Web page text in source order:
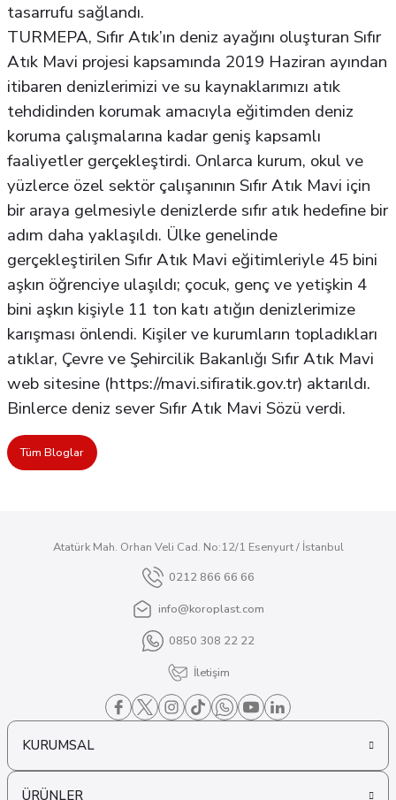
tasarrufu sağlandı.
TURMEPA, Sıfır Atık’ın deniz ayağını oluşturan Sıfır
Atık Mavi projesi kapsamında 2019 Haziran ayından
itibaren denizlerimizi ve su kaynaklarımızı atık
tehdidinden korumak amacıyla eğitimden deniz
koruma çalışmalarına kadar geniş kapsamlı
faaliyetler gerçekleştirdi. Onlarca kurum, okul ve
yüzlerce özel sektör çalışanının Sıfır Atık Mavi için
bir araya gelmesiyle denizlerde sıfır atık hedefine bir
adım daha yaklaşıldı. Ülke genelinde
gerçekleştirilen Sıfır Atık Mavi eğitimleriyle 45 bini
aşkın öğrenciye ulaşıldı; çocuk, genç ve yetişkin 4
bini aşkın kişiyle 11 ton katı atığın denizlerimize
karışması önlendi. Kişiler ve kurumların topladıkları
atıklar, Çevre ve Şehircilik Bakanlığı Sıfır Atık Mavi
web sitesine (https://mavi.sifiratik.gov.tr) aktarıldı.
Binlerce deniz sever Sıfır Atık Mavi Sözü verdi.
Tüm Bloglar
Atatürk Mah. Orhan Veli Cad. No:12/1 Esenyurt / İstanbul
0212 866 66 66
info@koroplast.com
0850 308 22 22
İletişim
KURUMSAL
ÜRÜNLER